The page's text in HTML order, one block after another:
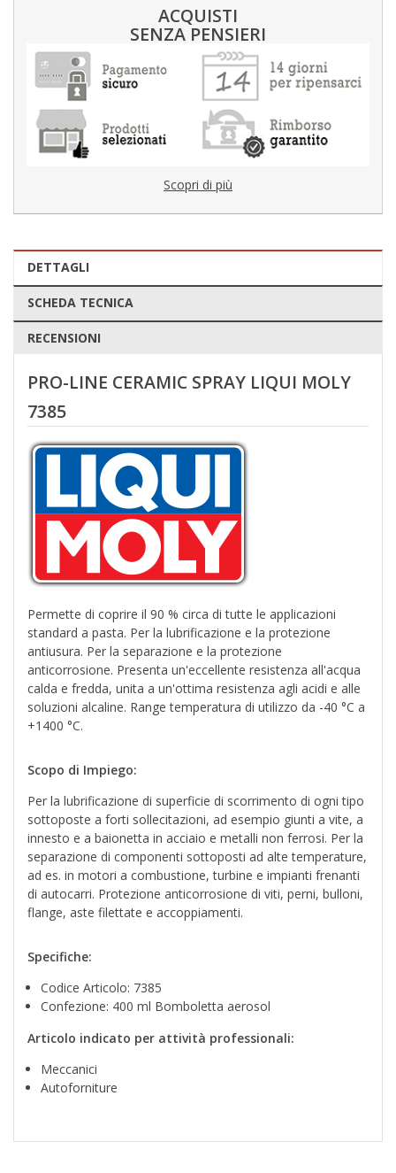
ACQUISTI
SENZA PENSIERI
Scopri di più
DETTAGLI
SCHEDA TECNICA
RECENSIONI
PRO-LINE CERAMIC SPRAY LIQUI MOLY
7385
Permette di coprire il 90 % circa di tutte le applicazioni
standard a pasta. Per la lubrificazione e la protezione
antiusura. Per la separazione e la protezione
anticorrosione. Presenta un'eccellente resistenza all'acqua
calda e fredda, unita a un'ottima resistenza agli acidi e alle
soluzioni alcaline. Range temperatura di utilizzo da -40 °C a
+1400 °C.
Scopo di Impiego:
Per la lubrificazione di superficie di scorrimento di ogni tipo
sottoposte a forti sollecitazioni, ad esempio giunti a vite, a
innesto e a baionetta in acciaio e metalli non ferrosi. Per la
separazione di componenti sottoposti ad alte temperature,
ad es. in motori a combustione, turbine e impianti frenanti
di autocarri. Protezione anticorrosione di viti, perni, bulloni,
flange, aste filettate e accoppiamenti.
Specifiche:
Codice Articolo: 7385
Confezione: 400 ml Bomboletta aerosol
Articolo indicato per attività professionali:
Meccanici
Autoforniture